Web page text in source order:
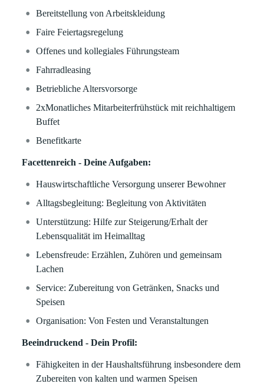
Bereitstellung von Arbeitskleidung
Faire Feiertagsregelung
Offenes und kollegiales Führungsteam
Fahrradleasing
Betriebliche Altersvorsorge
2xMonatliches Mitarbeiterfrühstück mit reichhaltigem
Buffet
Benefitkarte
Facettenreich - Deine Aufgaben:
Hauswirtschaftliche Versorgung unserer Bewohner
Alltagsbegleitung: Begleitung von Aktivitäten
Unterstützung: Hilfe zur Steigerung/Erhalt der
Lebensqualität im Heimalltag
Lebensfreude: Erzählen, Zuhören und gemeinsam
Lachen
Service: Zubereitung von Getränken, Snacks und
Speisen
Organisation: Von Festen und Veranstaltungen
Beeindruckend - Dein Profil:
Fähigkeiten in der Haushaltsführung insbesondere dem
Zubereiten von kalten und warmen Speisen